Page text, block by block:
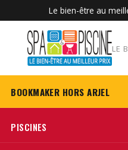
Le bien-être au
LE
BOOKMAKER HORS ARJEL
PISCINES